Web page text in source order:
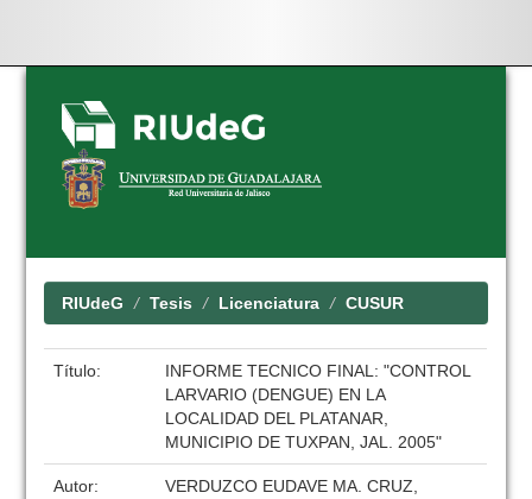
Skip
navigation
RIUdeG Tesis Licenciatura CUSUR
Título:
INFORME TECNICO FINAL: "CONTROL
LARVARIO (DENGUE) EN LA
LOCALIDAD DEL PLATANAR,
MUNICIPIO DE TUXPAN, JAL. 2005"
Autor:
VERDUZCO EUDAVE MA. CRUZ,